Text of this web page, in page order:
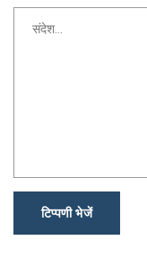
टिप्पणी भेजें